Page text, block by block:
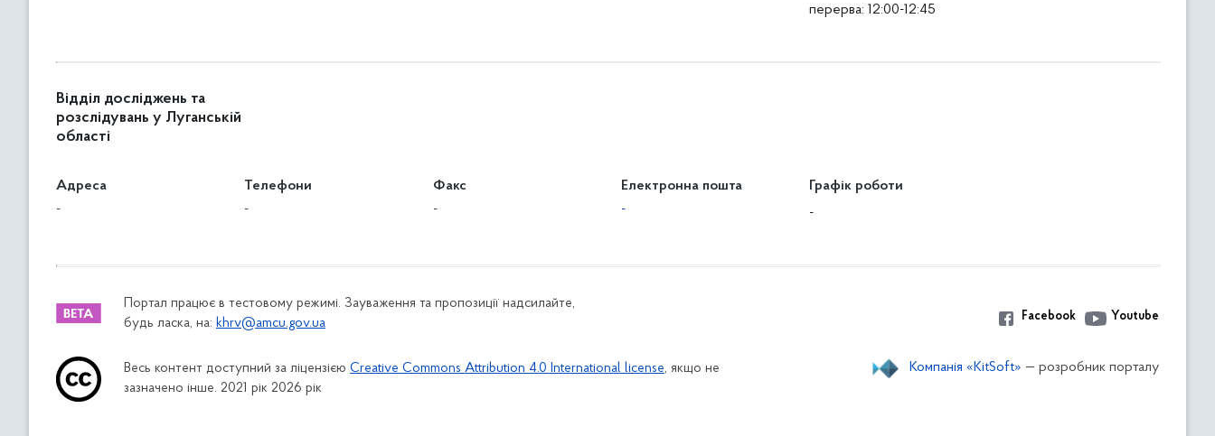
перерва: 12:00-12:45
Відділ досліджень та
розслідувань у Луганській
області
Адреса
-
Телефони
-
Факс
-
Електронна пошта
-
Графік роботи
-
Портал працює в тестовому режимі. Зауваження та пропозиції надсилайте,
будь ласка, на: khrv@amcu.gov.ua Facebook Youtube
Весь контент доступний за ліцензією Creative Commons Attribution 4.0 International license, якщо не
зазначено інше. 2021 рік 2026 рік
Компанія «KitSoft» — розробник порталу